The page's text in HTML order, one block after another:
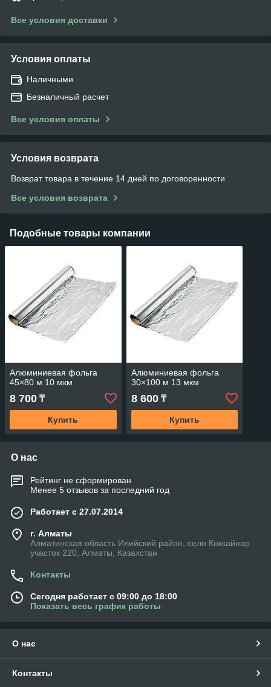
Все условия доставки
Условия оплаты
Наличными
Безналичный расчет
Все условия оплаты
Условия возврата
Возврат товара в течение 14 дней по договоренности
Все условия возврата
Подобные товары компании
Алюминиевая фольга
45×80 м 10 мкм
8 700 ₸
Купить
Алюминиевая фольга
30×100 м 13 мкм
8 600₸
Купить
О нас
Рейтинг не сформирован
Менее 5 отзывов за последний год
Работает с 27.07.2014
г. Алматы
Алматинская область Илийский район, село Коккайнар
участок 220, Алматы, Казахстан
Контакты
Сегодня работает с 09:00 до 18:00
Показать весь график работы
О нас
Контакты